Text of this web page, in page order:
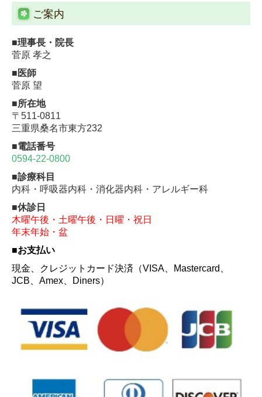
ご案内
■理事長・院長
菅原 孝之
■医師
菅原 望
■所在地
〒511-0811
三重県桑名市東方232
■電話番号
0594-22-0800
■診療科目
内科・呼吸器内科・消化器内科・アレルギー科
■休診日
木曜午後・土曜午後・日曜・祝日
年末年始・盆
■お支払い
現金、クレジットカード決済 （VISA、Mastercard、
JCB、Amex、Diners）